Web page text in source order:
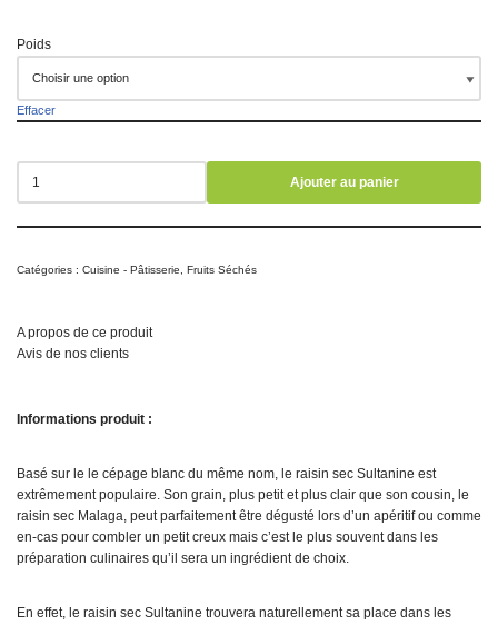
Poids
Effacer
Ajouter au panier
Catégories : Cuisine - Pâtisserie Fruits Séchés
A propos de ce produit
Avis de nos clients
Informations produit :
Basé sur le le cépage blanc du même nom, le raisin sec Sultanine est
extrêmement populaire. Son grain, plus petit et plus clair que son cousin, le
raisin sec Malaga, peut parfaitement être dégusté lors d’un apéritif ou comme
en-cas pour combler un petit creux mais c’est le plus souvent dans les
préparation culinaires qu’il sera un ingrédient de choix.
En effet, le raisin sec Sultanine trouvera naturellement sa place dans les